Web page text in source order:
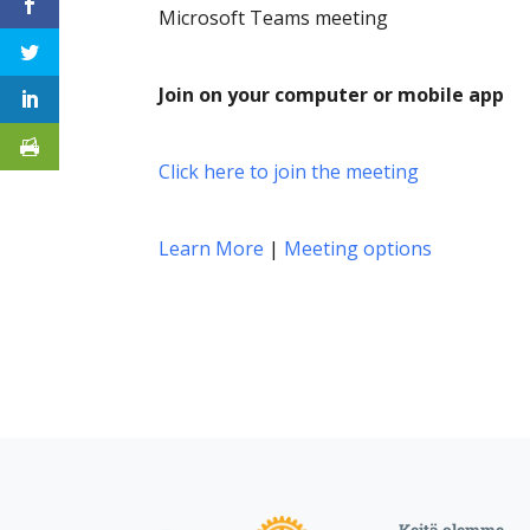
Microsoft Teams meeting
Join on your computer or mobile app
Click here to join the meeting
Learn More | Meeting options